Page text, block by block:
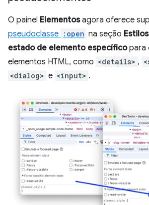
O painel Elementosagora oferece
pseudoclasse :open na seção Estilos
estado de elemento específicopara
elementos HTML, como <details> ,
<dialog> e <input> .